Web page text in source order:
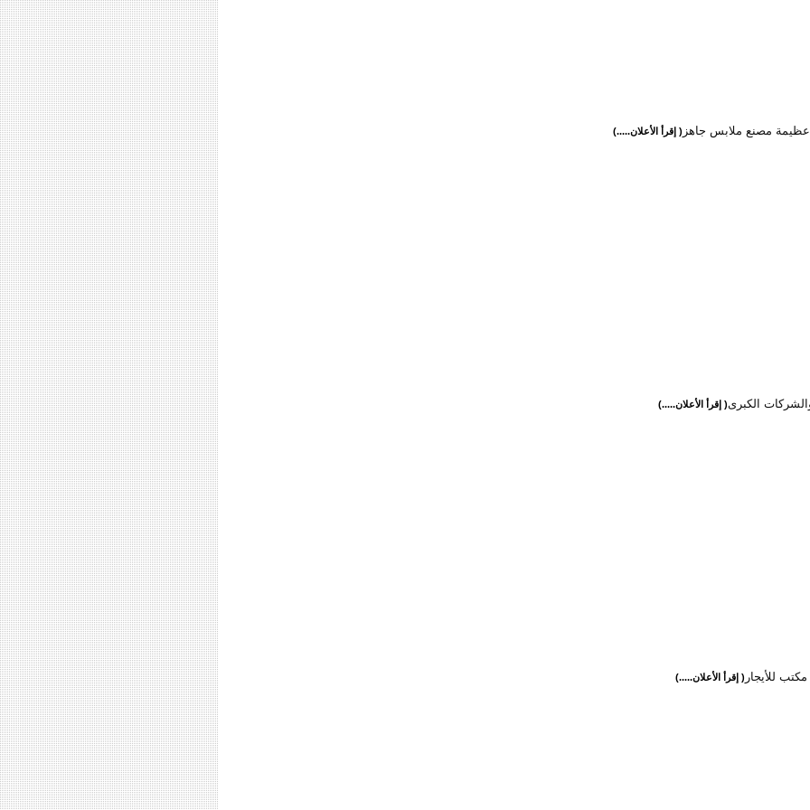
مصنع ملابس جاهز ( إقرأ الأعلان.....)
الكبرى( إقرأ الأعلان.....)
للأيجار ( إقرأ الأعلان.....)